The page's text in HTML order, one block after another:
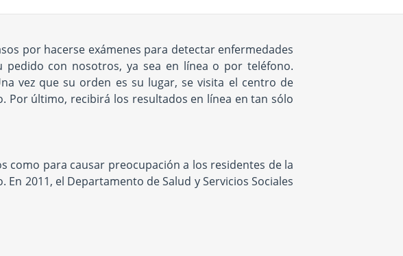
por hacerse exámenes para detectar enfermedades
pedido con nosotros, ya sea en línea o por teléfono.
vez que su orden es su lugar, se visita el centro de
Por último, recibirá los resultados en línea en tan sólo
como para causar preocupación a los residentes de la
2011, el Departamento de Salud y Servicios Sociales